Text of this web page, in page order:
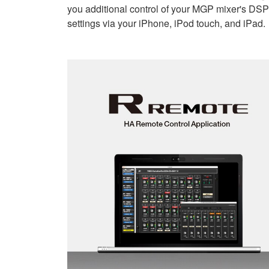
you additional control of your MGP mixer's DSP
settings via your iPhone, iPod touch, and iPad.